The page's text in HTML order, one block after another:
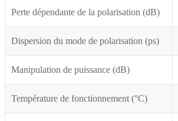
Perte dépendante de la polarisation (dB)
Dispersion du mode de polarisation (ps)
Manipulation de puissance (dB)
Température de fonctionnement (°C)